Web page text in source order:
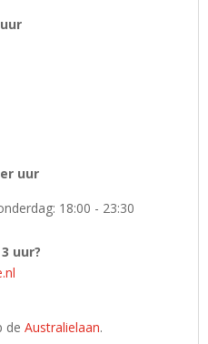
uur
18:00 - 23:30
uur?
de Australielaan.